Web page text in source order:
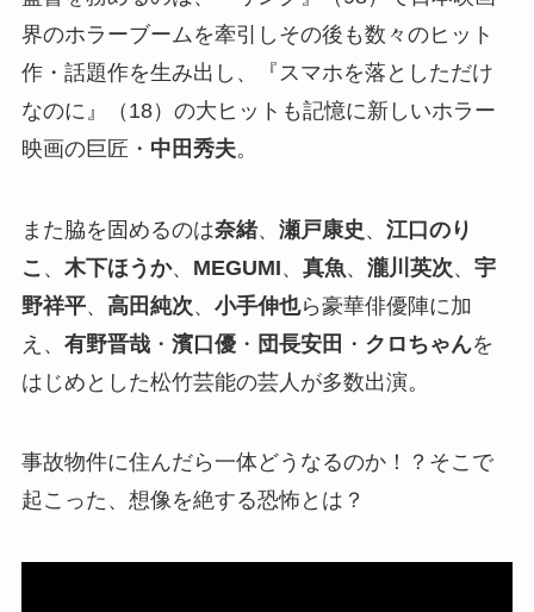
界のホラーブームを牽引しその後も数々のヒット
作・話題作を生み出し、『スマホを落としただけ
なのに』（18）の大ヒットも記憶に新しいホラー
映画の巨匠・ 中田秀夫。
また脇を固めるのは奈緒、 瀬戸康史 、 江口のり
こ 、 木下ほうか、 MEGUMI、 真魚、 瀧川英次、 宇
野祥平、 高田純次、 小手伸也ら豪華俳優陣に加
え、 有野晋哉・ 濱口優・ 団長安田 ・ クロちゃんを
はじめとした松竹芸能の芸人が多数出演。
事故物件に住んだら一体どうなるのか！？そこで
起こった、想像を絶する恐怖とは？